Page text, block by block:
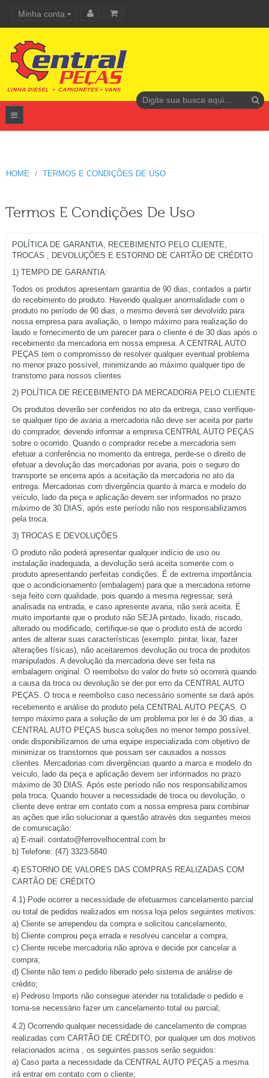
Minha conta
HOME TERMOS E CONDIÇÕES DE USO
Termos E Condições De Uso
POLÍTICA DE GARANTIA, RECEBIMENTO PELO CLIENTE,
TROCAS , DEVOLUÇÕES E ESTORNO DE CARTÃO DE CRÉDITO
1) TEMPO DE GARANTIA:
Todos os produtos apresentam garantia de 90 dias, contados a partir
do recebimento do produto. Havendo qualquer anormalidade com o
produto no período de 90 dias, o mesmo deverá ser devolvido para
nossa empresa para avaliação, o tempo máximo para realização do
laudo e fornecimento de um parecer para o cliente é de 30 dias após o
recebimento da mercadoria em nossa empresa. A CENTRAL AUTO
PEÇAS tem o compromisso de resolver qualquer eventual problema
no menor prazo possível, minimizando ao máximo qualquer tipo de
transtorno para nossos clientes
2) POLÍTICA DE RECEBIMENTO DA MERCADORIA PELO CLIENTE
Os produtos deverão ser conferidos no ato da entrega, caso verifique-
se qualquer tipo de avaria a mercadoria não deve ser aceita por parte
do comprador, devendo informar a empresa CENTRAL AUTO PEÇAS
sobre o ocorrido. Quando o comprador recebe a mercadoria sem
efetuar a conferência no momento da entrega, perde-se o direito de
efetuar a devolução das mercadorias por avaria, pois o seguro do
transporte se encerra após a aceitação da mercadoria no ato da
entrega. Mercadorias com divergência quanto à marca e modelo do
veículo, lado da peça e aplicação devem ser informados no prazo
máximo de 30 DIAS, após este período não nos responsabilizamos
pela troca.
3) TROCAS E DEVOLUÇÕES
O produto não poderá apresentar qualquer indício de uso ou
instalação inadequada, a devolução será aceita somente com o
produto apresentando perfeitas condições. É de extrema importância
que o acondicionamento (embalagem) para que a mercadoria retorne
seja feito com qualidade, pois quando a mesma regressar, será
analisada na entrada, e caso apresente avaria, não será aceita. É
muito importante que o produto não SEJA pintado, lixado, riscado,
alterado ou modificado, certifique-se que o produto está de acordo
antes de alterar suas características (exemplo: pintar, lixar, fazer
alterações físicas), não aceitaremos devolução ou troca de produtos
manipulados. A devolução da mercadoria deve ser feita na
embalagem original. O reembolso do valor do frete só ocorrerá quando
a causa da troca ou devolução se der por erro da CENTRAL AUTO
PEÇAS. O troca e reembolso caso necessário somente se dará após
recebimento e análise do produto pela CENTRAL AUTO PEÇAS. O
tempo máximo para a solução de um problema por lei é de 30 dias, a
CENTRAL AUTO PEÇAS busca soluções no menor tempo possível,
onde disponibilizamos de uma equipe especializada com objetivo de
minimizar os transtornos que possam ser causados a nossos
clientes. Mercadorias com divergências quanto a marca e modelo do
veículo, lado da peça e aplicação devem ser informados no prazo
máximo de 30 DIAS. Após este período não nos responsabilizamos
pela troca. Quando houver a necessidade de troca ou devolução, o
cliente deve entrar em contato com a nossa empresa para combinar
as ações que irão solucionar a questão através dos seguintes meios
de comunicação:
a) E-mail: contato@ferrovelhocentral.com.br
b) Telefone: (47) 3323-5840
4) ESTORNO DE VALORES DAS COMPRAS REALIZADAS COM
CARTÃO DE CRÉDITO
4.1) Pode ocorrer a necessidade de efetuarmos cancelamento parcial
ou total de pedidos realizados em nossa loja pelos seguintes motivos:
a) Cliente se arrependeu da compra e solicitou cancelamento;
b) Cliente comprou peça errada e resolveu cancelar a compra;
c) Cliente recebe mercadoria não aprova e decide por cancelar a
compra;
d) Cliente não tem o pedido liberado pelo sistema de análise de
crédito;
e) Pedroso Imports não consegue atender na totalidade o pedido e
torna-se necessário fazer um cancelamento total ou parcial;
4.2) Ocorrendo qualquer necessidade de cancelamento de compras
realizadas com CARTÃO DE CRÉDITO, por qualquer um dos motivos
relacionados acima , os seguintes passos serão seguidos:
a) Caso parta a necessidade da CENTRAL AUTO PEÇAS a mesma
irá entrar em contato com o cliente;